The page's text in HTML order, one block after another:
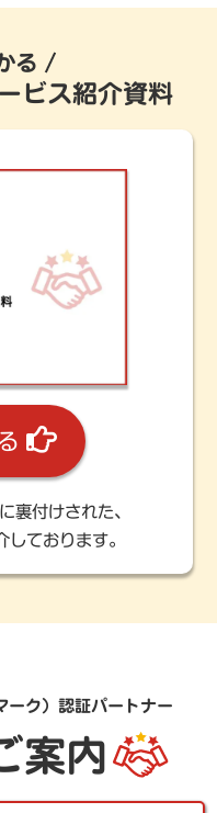
る
ビス紹介資料
裏付けされた、
ております。
ーク）認証パートナー
案内